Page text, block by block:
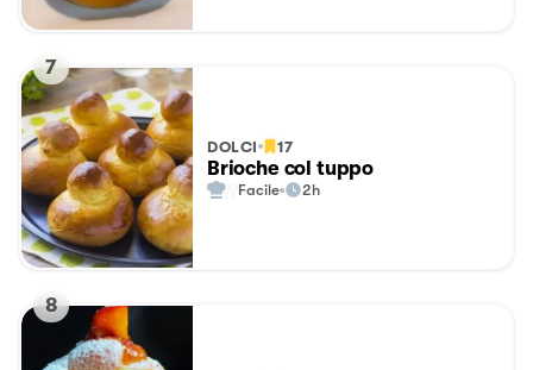
7
DOLCI 17
Brioche col tuppo
Facile 2h
8